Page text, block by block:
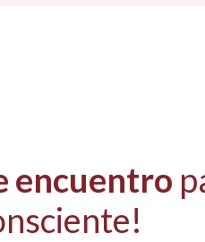
encuentro